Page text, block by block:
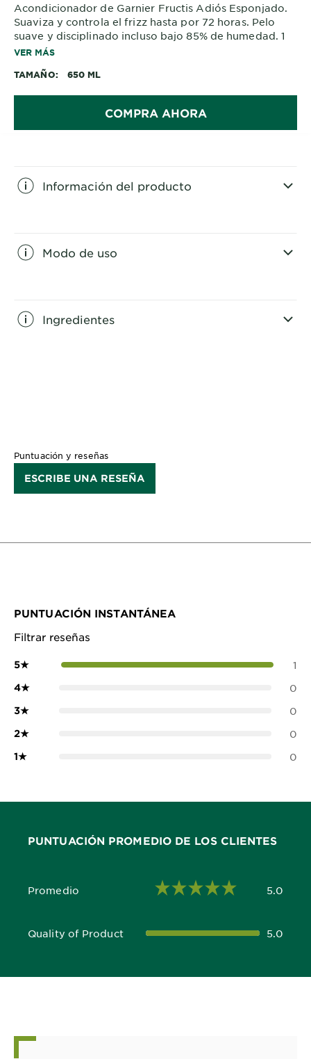
Acondicionador de Garnier Fructis Adiós Esponjado.
Suaviza y controla el frizz hasta por 72 horas. Pelo
suave y disciplinado incluso bajo 85% de humedad. 1
Para cabello liso, ondulado y rizado.
enjuague 10en1 vs shampoo clásico.
VER MÁS
TAMAÑO 650 ML
COMPRA AHORA
Información del producto
Modo de uso
Ingredientes
Puntuación y reseñas
ESCRIBE UNA RESEÑA
PUNTUACIÓN INSTANTÁNEA
Filtrar reseñas
5★ 1
4★ 0
3★ 0
2★ 0
1★ 0
PUNTUACIÓN PROMEDIO DE LOS CLIENTES
Promedio
5.0 out of 5 stars 5.0
Quality of Product
5.0 out of 5 stars 5.0